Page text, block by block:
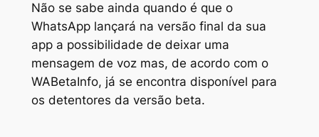
Não se sabe ainda quando é que o
WhatsApp lançará na versão final da sua
app a possibilidade de deixar uma
mensagem de voz mas, de acordo com o
WABetaInfo, já se encontra disponível para
os detentores da versão beta.